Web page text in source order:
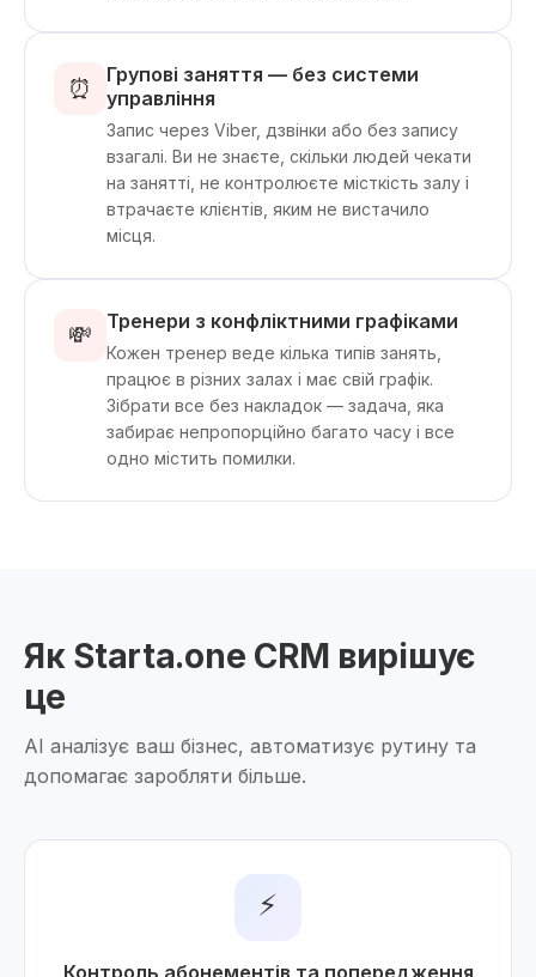
⏰
Групові заняття — без системи
управління
Запис через Viber, дзвінки або без запису
взагалі. Ви не знаєте, скільки людей чекати
на занятті, не контролюєте місткість залу і
втрачаєте клієнтів, яким не вистачило
місця.
💸 Тренери з конфліктними графіками
Кожен тренер веде кілька типів занять,
працює в різних залах і має свій графік.
Зібрати все без накладок — задача, яка
забирає непропорційно багато часу і все
одно містить помилки.
Як Starta.one CRM вирішує
це
AI аналізує ваш бізнес, автоматизує рутину та
допомагає заробляти більше.
⚡
Контроль абонементів та попередження